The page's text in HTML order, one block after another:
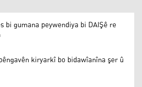
bi gumana peywendiya bi DAIŞê re
kiryarkî bo bidawîanîna şer û